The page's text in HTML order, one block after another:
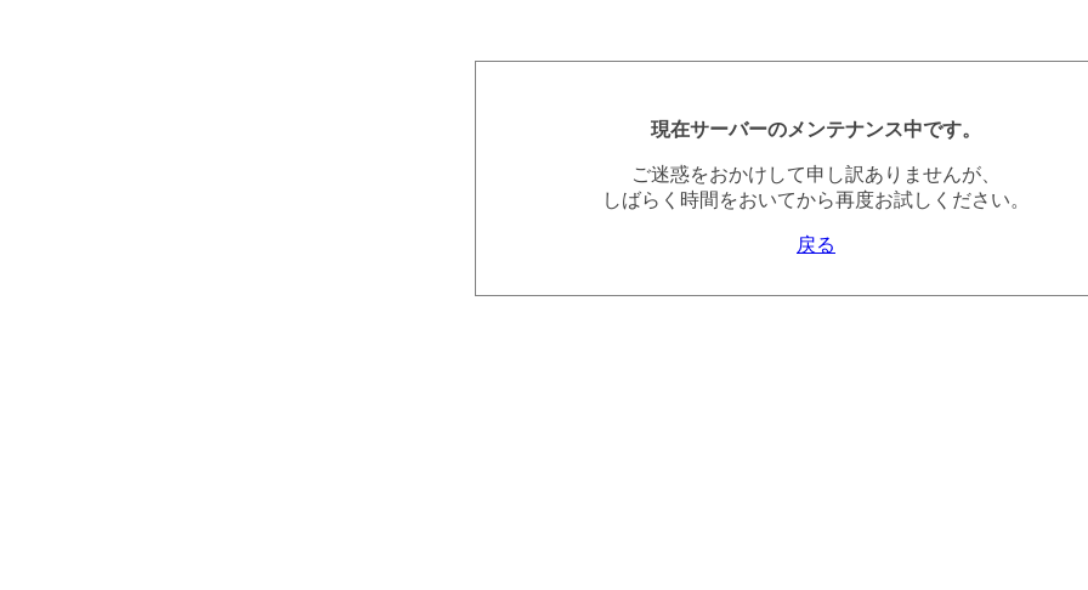
現在サーバーのメンテナンス中です。
ご迷惑をおかけして申し訳ありませんが、
しばらく時間をおいてから再度お試しください。
戻る